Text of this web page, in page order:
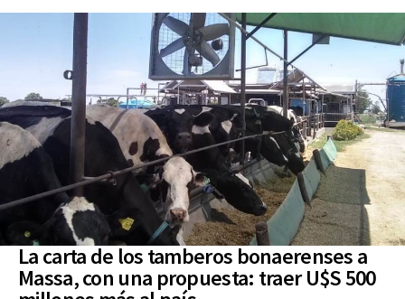
La carta de los tamberos bonaerenses a
Massa, con una propuesta: traer U$S 500